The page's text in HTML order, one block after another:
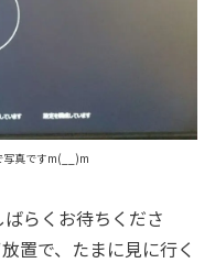
写真ですm(__)m
ばらくお待ちくださ
置で、たまに見に行く